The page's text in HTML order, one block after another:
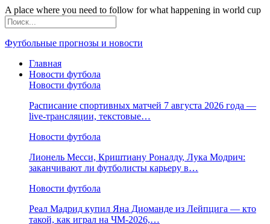
A place where you need to follow for what happening in world cup
Футбольные прогнозы и новости
Главная
Новости футбола
Новости футбола
Расписание спортивных матчей 7 августа 2026 года —
live-трансляции, текстовые…
Новости футбола
Лионель Месси, Криштиану Роналду, Лука Модрич:
заканчивают ли футболисты карьеру в…
Новости футбола
Реал Мадрид купил Яна Диоманде из Лейпцига — кто
такой, как играл на ЧМ-2026,…